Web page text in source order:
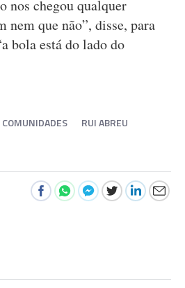
nos chegou qualquer
nem que não”, disse, para
bola está do lado do
COMUNIDADES
RUI ABREU